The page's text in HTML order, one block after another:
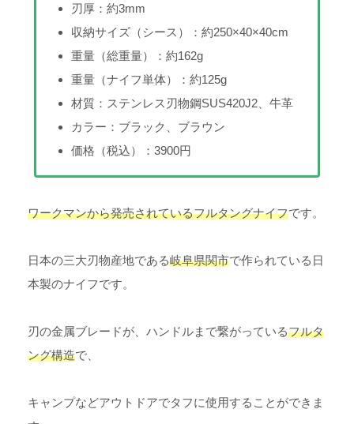
刃厚：約3mm
収納サイズ（シース）：約250×40×40cm
重量（総重量）：約162g
重量（ナイフ単体）：約125g
材質：ステンレス刃物鋼SUS420J2、牛革
カラー：ブラック、ブラウン
価格（税込）：3900円
ワークマンから発売されているフルタングナイフです。
日本の三大刃物産地である岐阜県関市で作られている日
本製のナイフです。
刃の金属ブレードが、ハンドルまで繋がっているフルタ
ング構造で、
キャンプなどアウトドアでタフに使用することができま